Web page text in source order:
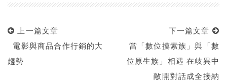
上一篇文章
電影與商品合作行銷的大
趨勢
下一篇文章
當「數位摸索族」與「數
位原生族」相遇 在歧異中
敞開對話成全接納